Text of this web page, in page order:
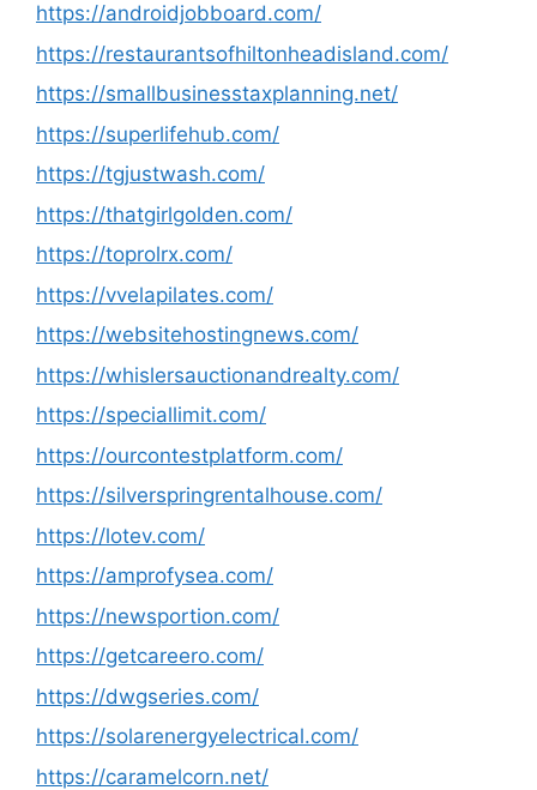
https://androidjobboard.com/
https://restaurantsofhiltonheadisland.com/
https://smallbusinesstaxplanning.net/
https://superlifehub.com/
https://tgjustwash.com/
https://thatgirlgolden.com/
https://toprolrx.com/
https://vvelapilates.com/
https://websitehostingnews.com/
https://whislersauctionandrealty.com/
https://speciallimit.com/
https://ourcontestplatform.com/
https://silverspringrentalhouse.com/
https://lotev.com/
https://amprofysea.com/
https://newsportion.com/
https://getcareero.com/
https://dwgseries.com/
https://solarenergyelectrical.com/
https://caramelcorn.net/